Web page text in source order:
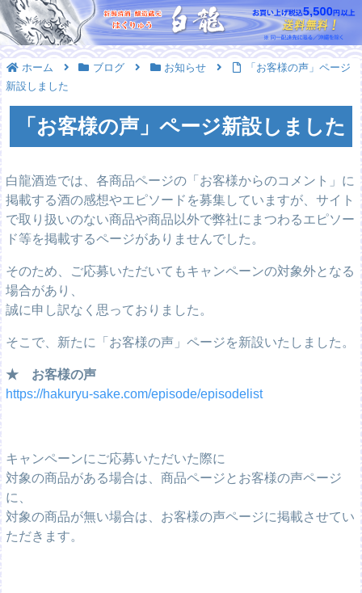
ホーム ブログ お知らせ
「お客様の声」ページ
新設しました
「お客様の声」ページ新設しました
白龍酒造では、各商品ページの「お客様からのコメント」に
掲載する酒の感想やエピソードを募集していますが、サイト
で取り扱いのない商品や商品以外で弊社にまつわるエピソー
ド等を掲載するページがありませんでした。
そのため、ご応募いただいてもキャンペーンの対象外となる
場合があり、
誠に申し訳なく思っておりました。
そこで、新たに「お客様の声」ページを新設いたしました。
★ お客様の声
https://hakuryu-sake.com/episode/episodelist
キャンペーンにご応募いただいた際に
対象の商品がある場合は、商品ページとお客様の声ページ
に、
対象の商品が無い場合は、お客様の声ページに掲載させてい
ただきます。